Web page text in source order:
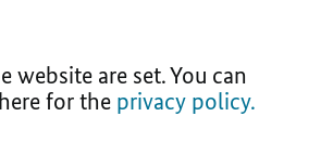
are set. You can
for the privacy policy.